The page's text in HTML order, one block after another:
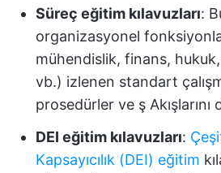
Süreç eğitim kılavuzları:
organizasyonel
mühendislik, finans,
vb.) izlenen standart
prosedürler ve ş Akışlarını
DEI eğitim kılavuzları:
Kapsayıcılık (DEI) eğitim